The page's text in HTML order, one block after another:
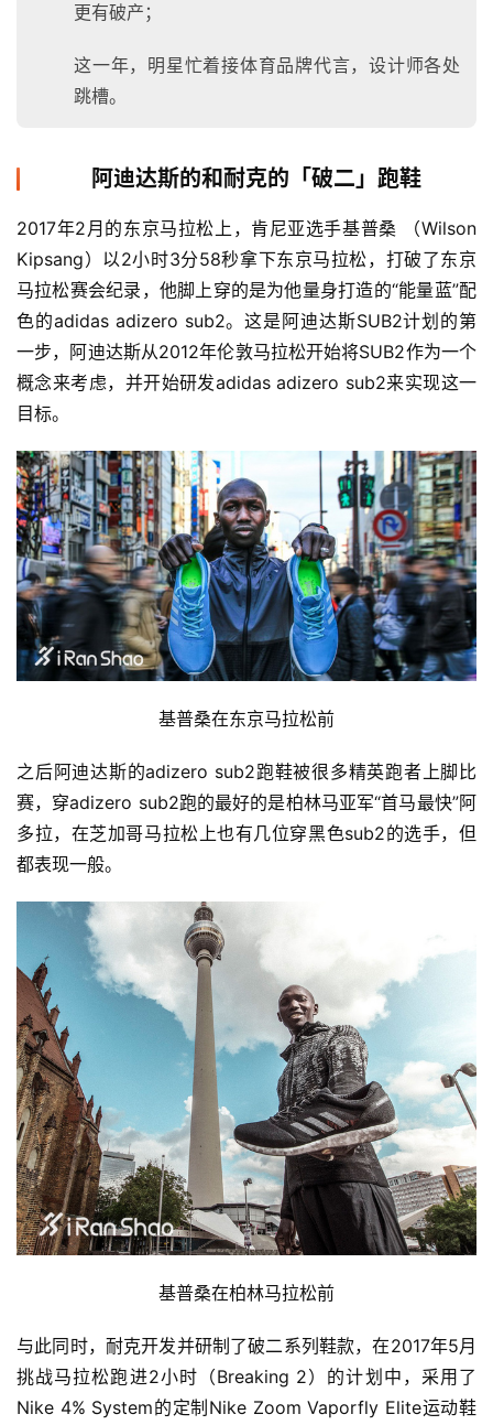
更有破产；
这一年，明星忙着接体育品牌代言，设计师各处
跳槽。
阿迪达斯的和耐克的「破二」跑鞋
2017年2月的东京马拉松上，肯尼亚选手基普桑 （Wilson
Kipsang）以2小时3分58秒拿下东京马拉松，打破了东京
马拉松赛会纪录，他脚上穿的是为他量身打造的“能量蓝”配
色的adidas adizero sub2。这是阿迪达斯SUB2计划的第
一步，阿迪达斯从2012年伦敦马拉松开始将SUB2作为一个
概念来考虑，并开始研发adidas adizero sub2来实现这一
目标。
基普桑在东京马拉松前
之后阿迪达斯的adizero sub2跑鞋被很多精英跑者上脚比
赛，穿adizero sub2跑的最好的是柏林马亚军“首马最快”阿
多拉，在芝加哥马拉松上也有几位穿黑色sub2的选手，但
都表现一般。
基普桑在柏林马拉松前
与此同时，耐克开发并研制了破二系列鞋款，在2017年5月
挑战马拉松跑进2小时（Breaking 2）的计划中， 采用了
Nike 4% System的定制Nike Zoom Vaporfly Elite运动鞋